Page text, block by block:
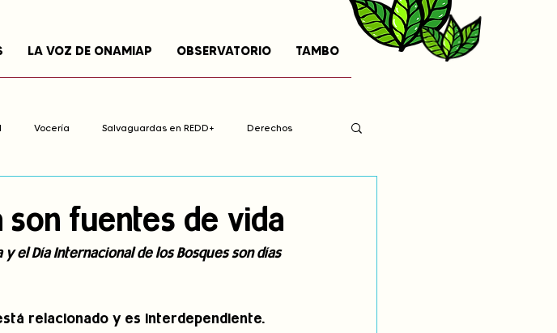
LA VOZ DE ONAMIAP OBSERVATORIO TAMBO
Vocería Salvaguardas en REDD+ Derechos
Mujeres indígenas Territorios indígenas
Raíces Cuentan
son fuentes de vida
el Día Internacional de los Bosques son días
relacionado y es interdependiente.